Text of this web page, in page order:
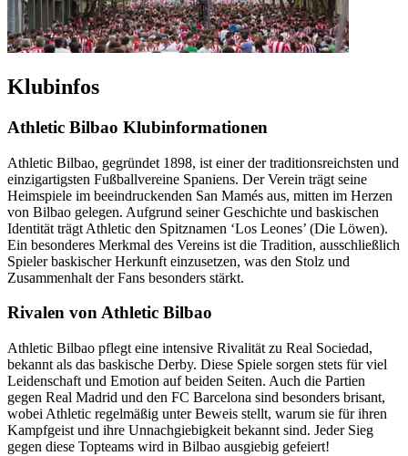
Klubinfos
Athletic Bilbao Klubinformationen
Athletic Bilbao, gegründet 1898, ist einer der traditionsreichsten und
einzigartigsten Fußballvereine Spaniens. Der Verein trägt seine
Heimspiele im beeindruckenden San Mamés aus, mitten im Herzen
von Bilbao gelegen. Aufgrund seiner Geschichte und baskischen
Identität trägt Athletic den Spitznamen ‘Los Leones’ (Die Löwen).
Ein besonderes Merkmal des Vereins ist die Tradition, ausschließlich
Spieler baskischer Herkunft einzusetzen, was den Stolz und
Zusammenhalt der Fans besonders stärkt.
Rivalen von Athletic Bilbao
Athletic Bilbao pflegt eine intensive Rivalität zu Real Sociedad,
bekannt als das baskische Derby. Diese Spiele sorgen stets für viel
Leidenschaft und Emotion auf beiden Seiten. Auch die Partien
gegen Real Madrid und den FC Barcelona sind besonders brisant,
wobei Athletic regelmäßig unter Beweis stellt, warum sie für ihren
Kampfgeist und ihre Unnachgiebigkeit bekannt sind. Jeder Sieg
gegen diese Topteams wird in Bilbao ausgiebig gefeiert!